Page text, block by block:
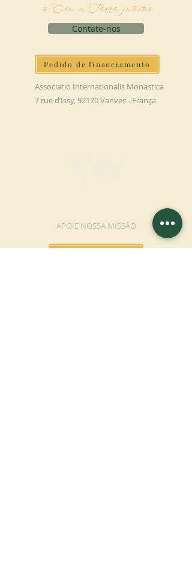
o Céu à Terra juntos
Contate-nos
Pedido de financiamento
Associatio Internationalis Monastica
7 rue d’Issy, 92170 Vanves - França
FAÇA UMA DOAÇÃO
APOIE NOSSA MISSÃO